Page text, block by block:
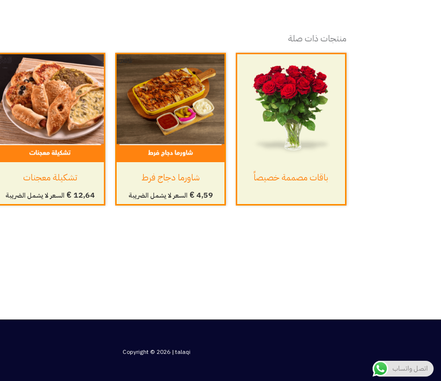
منتجات ذات صلة
باقات مصممة خصيصاً شاورما دجاج فرط
€4,59 السعر لا يشمل الضريبة
تشكيلة معجنات
€12,64 السعر لا يشمل الضريبة
Copyright © 2026 | talaqi
اتصل واتساب